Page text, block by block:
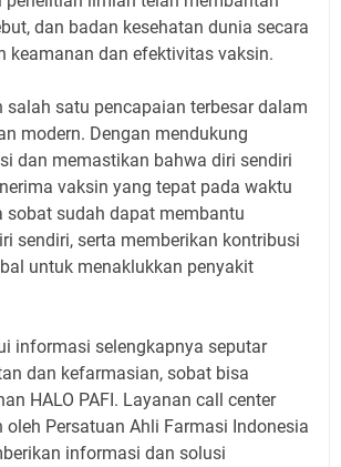
dan badan kesehatan dunia secara
keamanan dan efektivitas vaksin.
salah satu pencapaian terbesar dalam
modern. Dengan mendukung
dan memastikan bahwa diri sendiri
vaksin yang tepat pada waktu
sobat sudah dapat membantu
sendiri, serta memberikan kontribusi
untuk menaklukkan penyakit
informasi selengkapnya seputar
dan kefarmasian, sobat bisa
HALO PAFI. Layanan call center
Persatuan Ahli Farmasi Indonesia
informasi dan solusi